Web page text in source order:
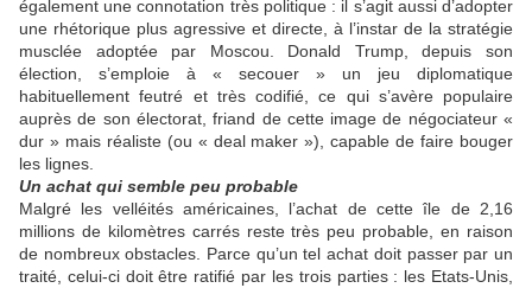
également une connotation très politique : il s’agit aussi d’adopter
une rhétorique plus agressive et directe, à l’instar de la stratégie
musclée adoptée par Moscou. Donald Trump, depuis son
élection, s’emploie à « secouer » un jeu diplomatique
habituellement feutré et très codifié, ce qui s’avère populaire
auprès de son électorat, friand de cette image de négociateur «
dur » mais réaliste (ou « deal maker »), capable de faire bouger
les lignes.
Un achat qui semble peu probable
Malgré les velléités américaines, l’achat de cette île de 2,16
millions de kilomètres carrés reste très peu probable, en raison
de nombreux obstacles. Parce qu’un tel achat doit passer par un
traité, celui-ci doit être ratifié par les trois parties : les Etats-Unis,